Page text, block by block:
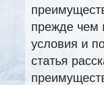
прежде чем
условия и
статья